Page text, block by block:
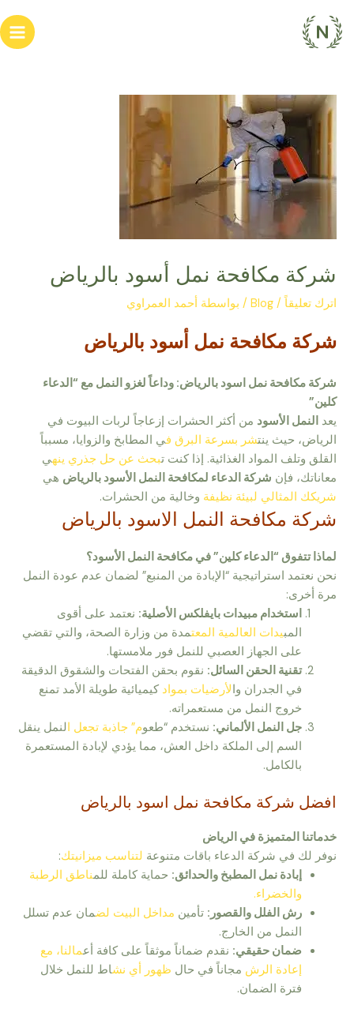
إلى
المحتوى
شركة مكافحة نمل أسود بالرياض
اترك تعليقاً /
Blog / بواسطة أحمد العمراوي
شركة مكافحة نمل أسود بالرياض
شركة مكافحة نمل اسود بالرياض: وداعاً لغزو النمل مع “الدعاء
كلين”
يعد النمل الأسود من أكثر الحشرات إزعاجاً لربات البيوت في
الرياض، حيث ينتشر بسرعة البرق في المطابخ والزوايا، مسبباً
القلق وتلف المواد الغذائية. إذا كنت تبحث عن حل جذري ينهي
معاناتك، فإن شركة الدعاء لمكافحة النمل الأسود بالرياض هي
شريكك المثالي لبيئة نظيفة وخالية من الحشرات.
شركة مكافحة النمل الاسود بالرياض
لماذا تتفوق “الدعاء كلين” في مكافحة النمل الأسود؟
نحن نعتمد استراتيجية “الإبادة من المنبع” لضمان عدم عودة النمل
مرة أخرى:
استخدام مبيدات بايفلكس الأصلية: نعتمد على أقوى
المبيدات العالمية المعتمدة من وزارة الصحة، والتي تقضي
على الجهاز العصبي للنمل فور ملامستها.
تقنية الحقن السائل: نقوم بحقن الفتحات والشقوق الدقيقة
في الجدران والأرضيات بمواد كيميائية طويلة الأمد تمنع
خروج النمل من مستعمراته.
جل النمل الألماني: نستخدم “طعوم” جاذبة تجعل النمل ينقل
السم إلى الملكة داخل العش، مما يؤدي لإبادة المستعمرة
بالكامل.
افضل شركة مكافحة نمل اسود بالرياض
خدماتنا المتميزة في الرياض
نوفر لك في شركة الدعاء باقات متنوعة لتناسب ميزانيتك:
إبادة نمل المطبخ والحدائق: حماية كاملة للمناطق الرطبة
والخضراء.
رش الفلل والقصور: تأمين مداخل البيت لضمان عدم تسلل
النمل من الخارج.
ضمان حقيقي: نقدم ضماناً موثقاً على كافة أعمالنا، مع
إعادة الرش مجاناً في حال ظهور أي نشاط للنمل خلال
فترة الضمان.
navigation